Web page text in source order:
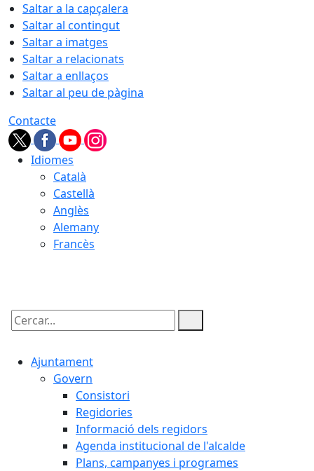
Saltar a la capçalera
Saltar al contingut
Saltar a imatges
Saltar a relacionats
Saltar a enllaços
Saltar al peu de pàgina
Contacte
Idiomes
Català
Castellà
Anglès
Alemany
Francès
Cercar:
Ajuntament
Govern
Consistori
Regidories
Informació dels regidors
Agenda institucional de l'alcalde
Plans, campanyes i programes